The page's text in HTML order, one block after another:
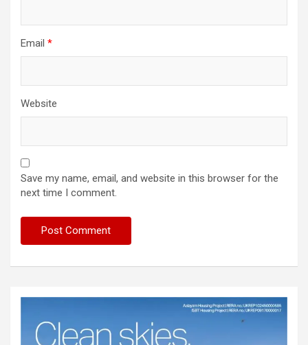
Email *
Website
Save my name, email, and website in this browser for the
next time I comment.